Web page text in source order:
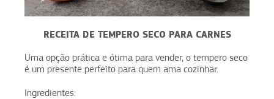
RECEITA DE TEMPERO SECO PARA CARNES
Uma opção prática e ótima para vender, o tempero seco
é um presente perfeito para quem ama cozinhar.
Ingredientes: